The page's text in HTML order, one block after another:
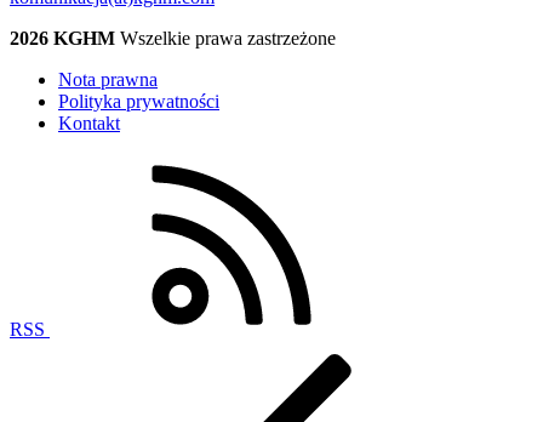
2026 KGHM Wszelkie prawa zastrzeżone
Nota prawna
Polityka prywatności
Kontakt
RSS